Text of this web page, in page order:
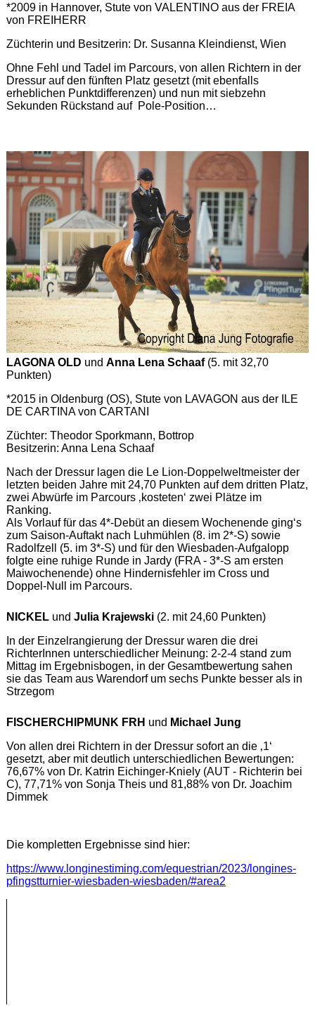
*2009 in Hannover, Stute von VALENTINO aus der FREIA
von FREIHERR
Züchterin und Besitzerin: Dr. Susanna Kleindienst, Wien
Ohne Fehl und Tadel im Parcours, von allen Richtern in der
Dressur auf den fünften Platz gesetzt (mit ebenfalls
erheblichen Punktdifferenzen) und nun mit siebzehn
Sekunden Rückstand auf Pole-Position…
LAGONA OLD und Anna Lena Schaaf(5. mit 32,70
Punkten)
*2015 in Oldenburg (OS), Stute von LAVAGON aus der ILE
DE CARTINA von CARTANI
Züchter: Theodor Sporkmann, Bottrop
Besitzerin: Anna Lena Schaaf
Nach der Dressur lagen die Le Lion-Doppelweltmeister der
letzten beiden Jahre mit 24,70 Punkten auf dem dritten Platz,
zwei Abwürfe im Parcours ‚kosteten‘ zwei Plätze im
Ranking.
Als Vorlauf für das 4*-Debüt an diesem Wochenende ging‘s
zum Saison-Auftakt nach Luhmühlen (8. im 2*-S) sowie
Radolfzell (5. im 3*-S) und für den Wiesbaden-Aufgalopp
folgte eine ruhige Runde in Jardy (FRA - 3*-S am ersten
Maiwochenende) ohne Hindernisfehler im Cross und
Doppel-Null im Parcours.
NICKELund Julia Krajewski(2. mit 24,60 Punkten)
In der Einzelrangierung der Dressur waren die drei
RichterInnen unterschiedlicher Meinung: 2-2-4 stand zum
Mittag im Ergebnisbogen, in der Gesamtbewertung sahen
sie das Team aus Warendorf um sechs Punkte besser als in
Strzegom
FISCHERCHIPMUNK FRH und Michael Jung
Von allen drei Richtern in der Dressur sofort an die ‚1‘
gesetzt, aber mit deutlich unterschiedlichen Bewertungen:
76,67% von Dr. Katrin Eichinger-Kniely (AUT - Richterin bei
C), 77,71% von Sonja Theis und 81,88% von Dr. Joachim
Dimmek
Die kompletten Ergebnisse sind hier:
https://www.longinestiming.com/equestrian/2023/longines-
pfingstturnier-wiesbaden-wiesbaden/#area2